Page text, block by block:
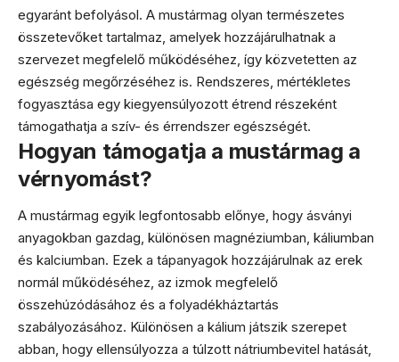
egyaránt befolyásol. A mustármag olyan természetes
összetevőket tartalmaz, amelyek hozzájárulhatnak a
szervezet megfelelő működéséhez, így közvetetten az
egészség megőrzéséhez is. Rendszeres, mértékletes
fogyasztása egy kiegyensúlyozott étrend részeként
támogathatja a szív- és érrendszer egészségét.
Hogyan támogatja a mustármag a
vérnyomást?
A mustármag egyik legfontosabb előnye, hogy ásványi
anyagokban gazdag, különösen magnéziumban, káliumban
és kalciumban. Ezek a tápanyagok hozzájárulnak az erek
normál működéséhez, az izmok megfelelő
összehúzódásához és a folyadékháztartás
szabályozásához. Különösen a kálium játszik szerepet
abban, hogy ellensúlyozza a túlzott nátriumbevitel hatását,